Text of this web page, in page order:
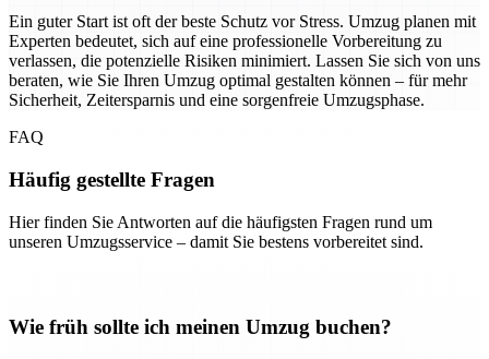
Ein guter Start ist oft der beste Schutz vor Stress. Umzug planen mit
Experten bedeutet, sich auf eine professionelle Vorbereitung zu
verlassen, die potenzielle Risiken minimiert. Lassen Sie sich von uns
beraten, wie Sie Ihren Umzug optimal gestalten können – für mehr
Sicherheit, Zeitersparnis und eine sorgenfreie Umzugsphase.
FAQ
Häufig gestellte Fragen
Hier finden Sie Antworten auf die häufigsten Fragen rund um
unseren Umzugsservice – damit Sie bestens vorbereitet sind.
Wie früh sollte ich meinen Umzug buchen?